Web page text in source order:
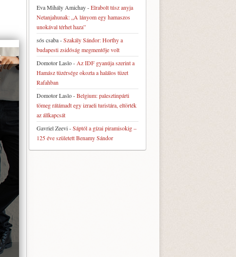
Eva Mihály Amichay-Elrabolt túsz anyja
Netanjahunak: „A lányom egy hamaszos
unokával térhet haza”
sós csaba-Szakály Sándor: Horthy a
budapesti zsidóság megmentője volt
Domotor Laslo- Az IDF gyanúja szerint a
Hamász tüzérsége okozta a halálos tüzet
Rafahban
Domotor Laslo-Belgium: palesztinpárti
tömeg rátámadt egy izraeli turistára, eltörték
az állkapcsát
Gavriel Zeevi-Sáptól a gízai piramisokig –
125 éve született Benamy Sándor